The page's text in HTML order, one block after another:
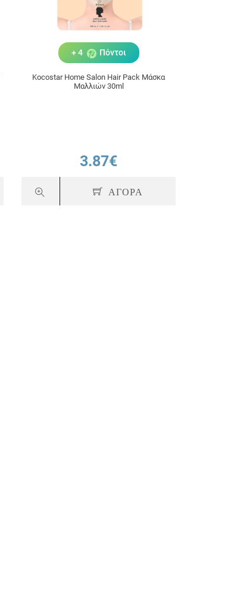
+ 4 Πόντοι
Kocostar Home Salon Hair Pack Μάσκα
Μαλλιών 30ml
3.87€
ΑΓΟΡΑ